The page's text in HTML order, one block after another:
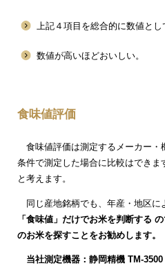
上記４項目を総合的に数値とし
数値が高いほどおいしい。
食味値評価
食味値評価は測定するメーカー・
条件で測定した場合に比較はでき
と考えます。
同じ産地銘柄でも、年産・地区に
「食味値」だけでお米を判断する
のお米を探すことをお勧めします。
当社測定機器：静岡精機 TM-3500